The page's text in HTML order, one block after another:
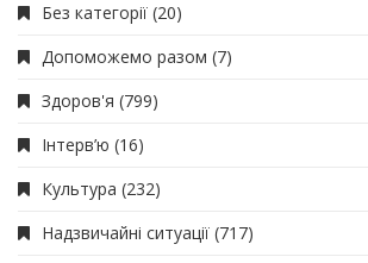
Без категорії (20)
Допоможемо разом (7)
Здоров'я (799)
Інтерв’ю (16)
Культура (232)
Надзвичайні ситуації (717)